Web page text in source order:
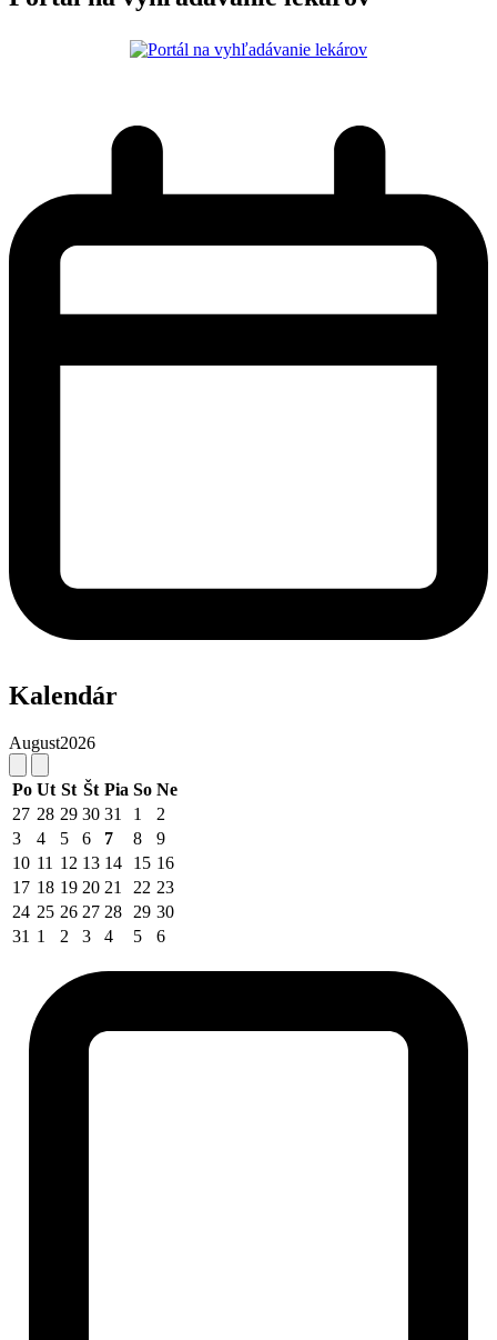
Kalendár
August2026
Po Ut St Št Pia So Ne
27 28 29 30 31 1
2
3
4 5 6 7 8
9
10 11 12 13 14 15 16
17 18 19 20 21 22 23
24 25 26 27 28 29 30
31 1 2 3 4 5 6